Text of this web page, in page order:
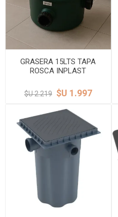
GRASERA 15LTS TAPA
ROSCA INPLAST
$U 2.219 $U 1.997